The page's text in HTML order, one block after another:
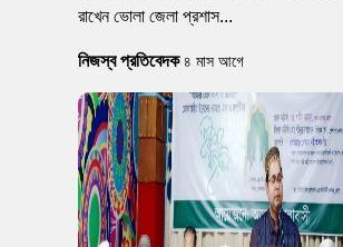
রাখেন ভোলা জেলা প্রশাস...
নিজস্ব প্রতিবেদক ৪ মাস আগে